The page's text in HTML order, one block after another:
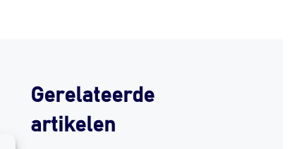
Gerelateerde
artikelen